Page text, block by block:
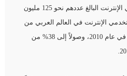
وذلك من مجموع مستخدمي الإنترنت البالغ عددهم نحو 125 مليون
الإنترنت في العالم العربي من
8% في عام 2005 إلى 26% في عام 2010، وصولاً إلى 38% من